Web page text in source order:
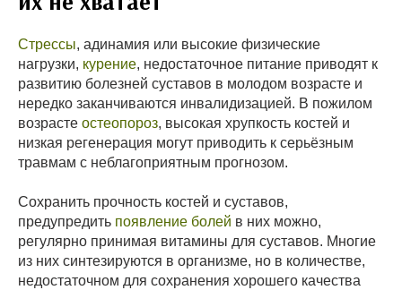
Стрессы, адинамия или высокие физические
нагрузки, курение, недостаточное питание приводят к
развитию болезней суставов в молодом возрасте и
нередко заканчиваются инвалидизацией. В пожилом
возрасте остеопороз, высокая хрупкость костей и
низкая регенерация могут приводить к серьёзным
травмам с неблагоприятным прогнозом.
Сохранить прочность костей и суставов,
предупредить появление болей в них можно,
регулярно принимая витамины для суставов. Многие
из них синтезируются в организме, но в количестве,
недостаточном для сохранения хорошего качества